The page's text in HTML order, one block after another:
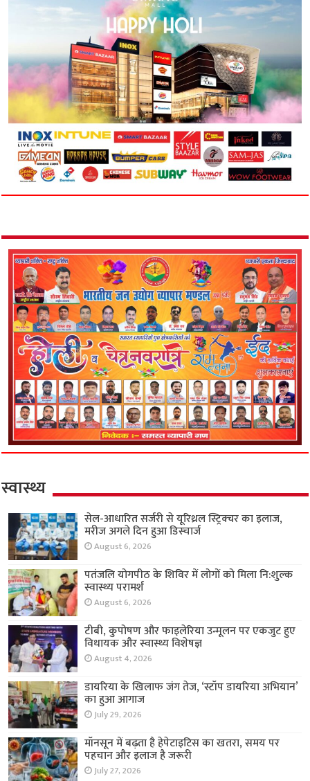
स्वास्थ्य
सेल-आधारित सर्जरी से यूरिथ्रल स्ट्रिक्चर का इलाज,
मरीज अगले दिन हुआ डिस्चार्ज
August 6, 2026
पतंजलि योगपीठ के शिविर में लोगों को मिला नि:शुल्क
स्वास्थ्य परामर्श
August 6, 2026
टीबी, कुपोषण और फाइलेरिया उन्मूलन पर एकजुट हुए
विधायक और स्वास्थ्य विशेषज्ञ
August 4, 2026
डायरिया के खिलाफ जंग तेज, ‘स्टॉप डायरिया अभियान’
का हुआ आगाज
July 29, 2026
मॉनसून में बढ़ता है हेपेटाइटिस का खतरा, समय पर
पहचान और इलाज है जरूरी
July 27, 2026